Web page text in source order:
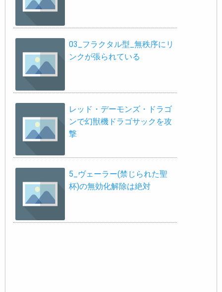
03_フラクタル型_無秩序にリ
ンクが張られている
レッド・デーモンズ・ドラゴ
ンで幻獣機ドラゴサックを攻
撃
5_ヴェーラー(禁じられた聖
杯)の無効化解除は絶対